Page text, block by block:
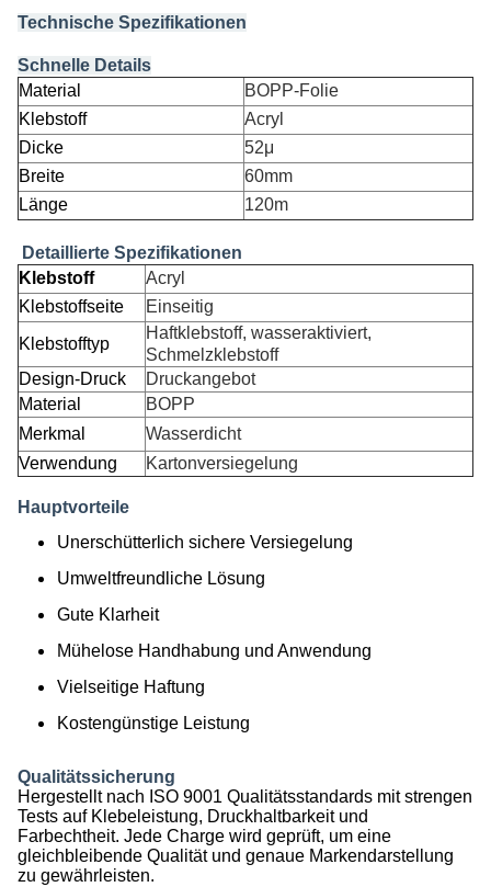
Technische Spezifikationen
Schnelle Details
Material
BOPP-Folie
Klebstoff
Acryl
Dicke
52μ
Breite
60mm
Länge
120m
Detaillierte Spezifikationen
Klebstoff
Acryl
Klebstoffseite
Einseitig
Klebstofftyp
Haftklebstoff, wasseraktiviert,
Schmelzklebstoff
Design-Druck
Druckangebot
Material
BOPP
Merkmal
Wasserdicht
Verwendung
Kartonversiegelung
Hauptvorteile
Unerschütterlich sichere Versiegelung
Umweltfreundliche Lösung
Gute Klarheit
Mühelose Handhabung und Anwendung
Vielseitige Haftung
Kostengünstige Leistung
Qualitätssicherung
Hergestellt nach ISO 9001 Qualitätsstandards mit strengen
Tests auf Klebeleistung, Druckhaltbarkeit und
Farbechtheit. Jede Charge wird geprüft, um eine
gleichbleibende Qualität und genaue Markendarstellung
zu gewährleisten.